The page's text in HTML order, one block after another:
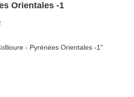
Orientales -1